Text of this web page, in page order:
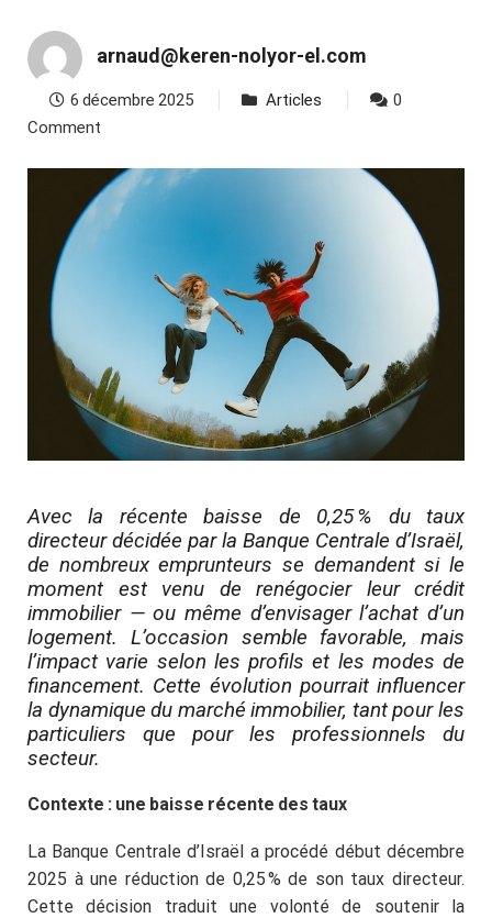
arnaud@keren-nolyor-el.com
6 décembre 2025 Articles
0
Comment
Avec la récente baisse de 0,25 % du taux
directeur décidée par la Banque Centrale d’Israël,
de nombreux emprunteurs se demandent si le
moment est venu de renégocier leur crédit
immobilier — ou même d’envisager l’achat d’un
logement. L’occasion semble favorable, mais
l’impact varie selon les profils et les modes de
financement. Cette évolution pourrait influencer
la dynamique du marché immobilier, tant pour les
particuliers que pour les professionnels du
secteur.
Contexte : une baisse récente des taux
La Banque Centrale d’Israël a procédé début décembre
2025 à une réduction de 0,25 % de son taux directeur.
Cette décision traduit une volonté de soutenir la